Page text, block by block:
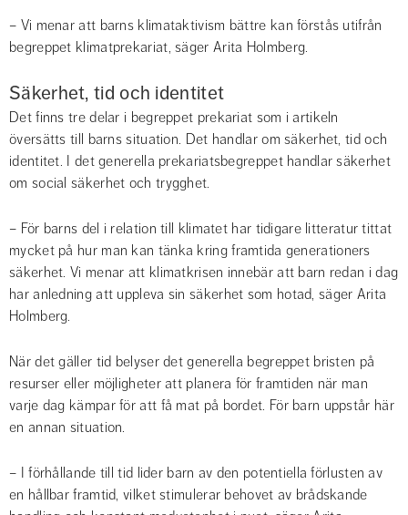
– Vi menar att barns klimataktivism bättre kan förstås utifrån
begreppet klimatprekariat, säger Arita Holmberg.
Säkerhet, tid och identitet
Det finns tre delar i begreppet prekariat som i artikeln
översätts till barns situation. Det handlar om säkerhet, tid och
identitet. I det generella prekariatsbegreppet handlar säkerhet
om social säkerhet och trygghet.
– För barns del i relation till klimatet har tidigare litteratur tittat
mycket på hur man kan tänka kring framtida generationers
säkerhet. Vi menar att klimatkrisen innebär att barn redan i dag
har anledning att uppleva sin säkerhet som hotad, säger Arita
Holmberg.
När det gäller tid belyser det generella begreppet bristen på
resurser eller möjligheter att planera för framtiden när man
varje dag kämpar för att få mat på bordet. För barn uppstår här
en annan situation.
– I förhållande till tid lider barn av den potentiella förlusten av
en hållbar framtid, vilket stimulerar behovet av brådskande